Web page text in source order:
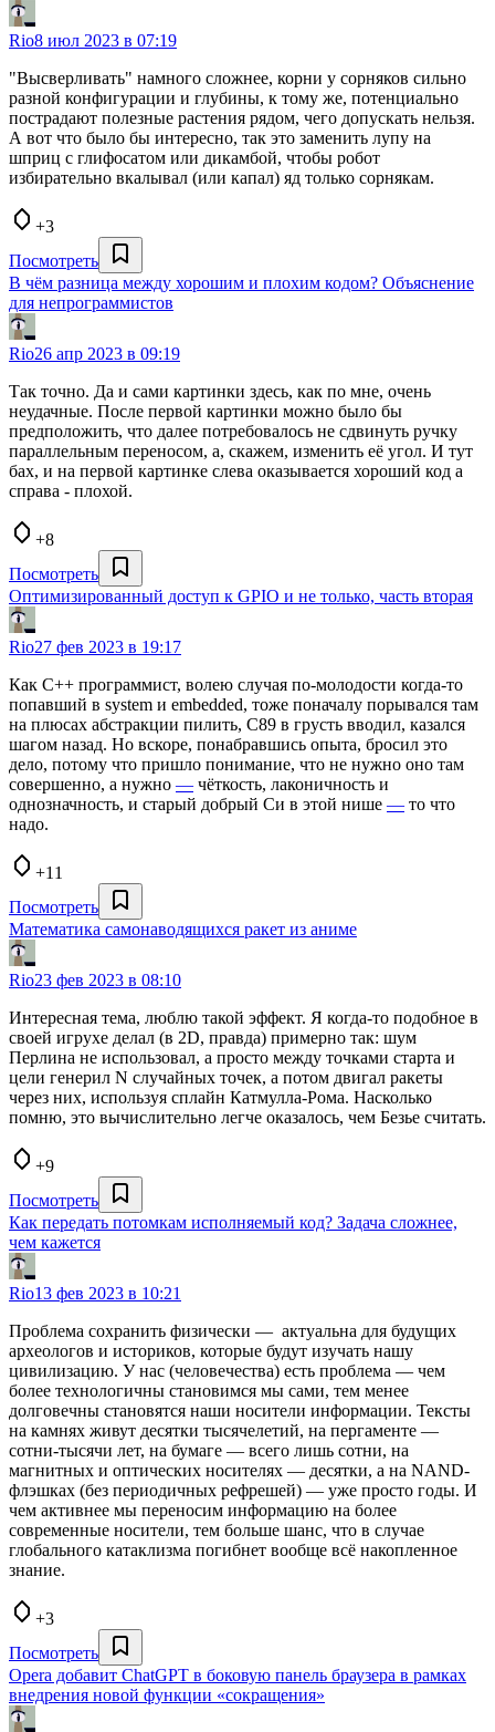
Rio8 июл 2023 в 07:19
"Высверливать" намного сложнее, корни у сорняков сильно
разной конфигурации и глубины, к тому же, потенциально
пострадают полезные растения рядом, чего допускать нельзя.
А вот что было бы интересно, так это заменить лупу на
шприц с глифосатом или дикамбой, чтобы робот
избирательно вкалывал (или капал) яд только сорнякам.
+3
Посмотреть
В чём разница между хорошим и плохим кодом? Объяснение
для непрограммистов
Rio26 апр 2023 в 09:19
Так точно. Да и сами картинки здесь, как по мне, очень
неудачные. После первой картинки можно было бы
предположить, что далее потребовалось не сдвинуть ручку
параллельным переносом, а, скажем, изменить её угол. И тут
бах, и на первой картинке слева оказывается хороший код а
справа - плохой.
+8
Посмотреть
Оптимизированный доступ к GPIO и не только, часть вторая
Rio27 фев 2023 в 19:17
Как С++ программист, волею случая по-молодости когда-то
попавший в system и embedded, тоже поначалу порывался там
на плюсах абстракции пилить, С89 в грусть вводил, казался
шагом назад. Но вскоре, понабравшись опыта, бросил это
дело, потому что пришло понимание, что не нужно оно там
совершенно, а нужно — чёткость, лаконичность и
однозначность, и старый добрый Си в этой нише — то что
надо.
+11
Посмотреть
Математика самонаводящихся ракет из аниме
Rio23 фев 2023 в 08:10
Интересная тема, люблю такой эффект. Я когда-то подобное в
своей игрухе делал (в 2D, правда) примерно так: шум
Перлина не использовал, а просто между точками старта и
цели генерил N случайных точек, а потом двигал ракеты
через них, используя сплайн Катмулла-Рома. Насколько
помню, это вычислительно легче оказалось, чем Безье считать.
+9
Посмотреть
Как передать потомкам исполняемый код? Задача сложнее,
чем кажется
Rio13 фев 2023 в 10:21
Проблема сохранить физически — актуальна для будущих
археологов и историков, которые будут изучать нашу
цивилизацию. У нас (человечества) есть проблема — чем
более технологичны становимся мы сами, тем менее
долговечны становятся наши носители информации. Тексты
на камнях живут десятки тысячелетий, на пергаменте —
сотни-тысячи лет, на бумаге — всего лишь сотни, на
магнитных и оптических носителях — десятки, а на NAND-
флэшках (без периодичных рефрешей) — уже просто годы. И
чем активнее мы переносим информацию на более
современные носители, тем больше шанс, что в случае
глобального катаклизма погибнет вообще всё накопленное
знание.
+3
Посмотреть
Opera добавит ChatGPT в боковую панель браузера в рамках
внедрения новой функции «сокращения»